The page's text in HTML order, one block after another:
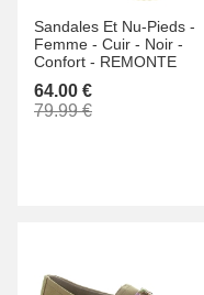
Sandales Et Nu-Pieds -
Femme - Cuir - Noir -
Confort - REMONTE
64.00 €
79.99 €